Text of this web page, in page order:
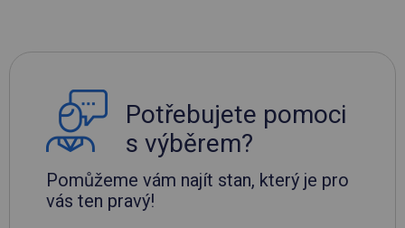
Potřebujete pomoci
s výběrem?
Pomůžeme vám najít stan, který je pro
vás ten pravý!